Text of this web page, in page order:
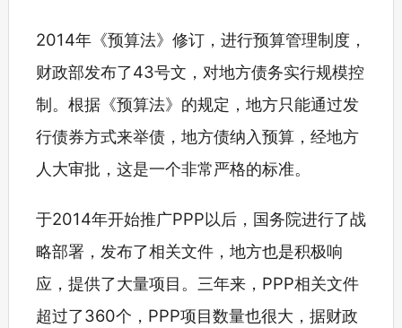
2014年《预算法》修订，进行预算管理制度，
财政部发布了43号文，对地方债务实行规模控
制。根据《预算法》的规定，地方只能通过发
行债券方式来举债，地方债纳入预算，经地方
人大审批，这是一个非常严格的标准。
于2014年开始推广PPP以后，国务院进行了战
略部署，发布了相关文件，地方也是积极响
应，提供了大量项目。三年来，PPP相关文件
超过了360个，PPP项目数量也很大，据财政